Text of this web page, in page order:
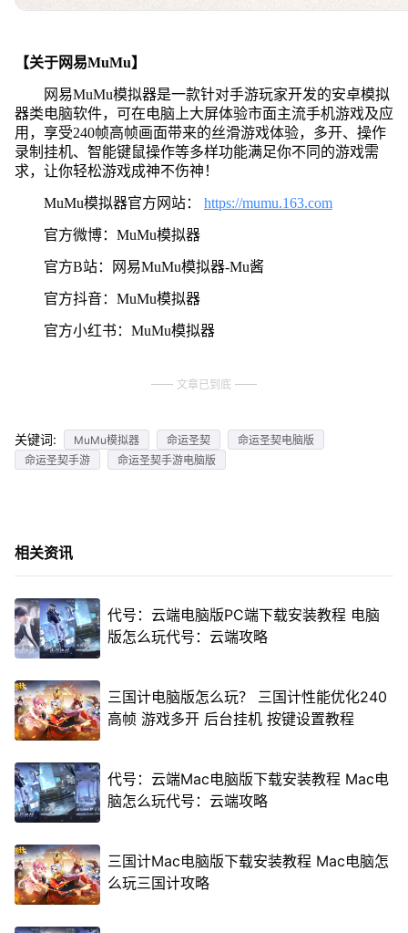
【关于网易MuMu】
网易MuMu模拟器是一款针对手游玩家开发的安卓模拟
器类电脑软件，可在电脑上大屏体验市面主流手机游戏及应
用，享受240帧高帧画面带来的丝滑游戏体验，多开、操作
录制挂机、智能键鼠操作等多样功能满足你不同的游戏需
求，让你轻松游戏成神不伤神！
MuMu模拟器官方网站： https://mumu.163.com
官方微博：MuMu模拟器
官方B站：网易MuMu模拟器-Mu酱
官方抖音：MuMu模拟器
官方小红书：MuMu模拟器
文章已到底
关键词: MuMu模拟器 命运圣契
命运圣契电脑版
命运圣契手游
命运圣契手游电脑版
相关资讯
代号：云端电脑版PC端下载安装教程 电脑
版怎么玩代号：云端攻略
三国计电脑版怎么玩？ 三国计性能优化240
高帧 游戏多开 后台挂机 按键设置教程
代号：云端Mac电脑版下载安装教程 Mac电
脑怎么玩代号：云端攻略
三国计Mac电脑版下载安装教程 Mac电脑怎
么玩三国计攻略